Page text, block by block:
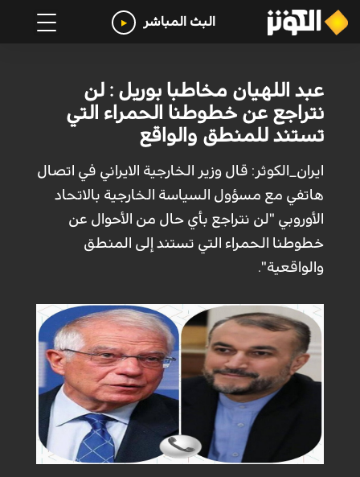
البث المباشر
عبد اللهيان مخاطبا بوريل : لن
نتراجع عن خطوطنا الحمراء التي
تستند للمنطق والواقع
ايران_الكوثر: قال وزير الخارجية الايراني في اتصال
هاتفي مع مسؤول السياسة الخارجية بالاتحاد
الأوروبي "لن نتراجع بأي حال من الأحوال عن
خطوطنا الحمراء التي تستند إلى المنطق
والواقعية".